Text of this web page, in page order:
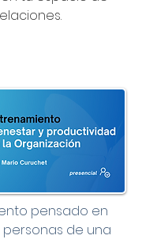
pensado en
de una